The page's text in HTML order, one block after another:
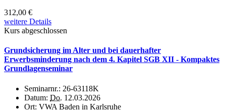
312,00 €
weitere Details
Kurs abgeschlossen
Grundsicherung im Alter und bei dauerhafter
Erwerbsminderung nach dem 4. Kapitel SGB XII - Kompaktes
Grundlagenseminar
Seminarnr.: 26-63118K
Datum: Do. 12.03.2026
Ort: VWA Baden in Karlsruhe